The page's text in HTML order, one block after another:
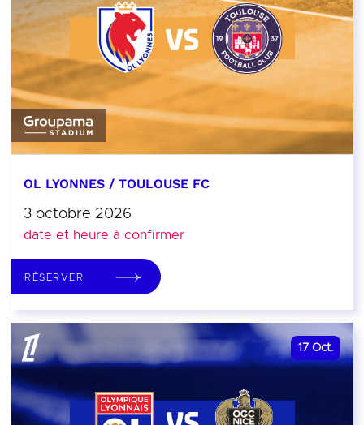
OL LYONNES / TOULOUSE FC
3 octobre 2026
date et heure à confirmer
RÉSERVER
17 Oct.